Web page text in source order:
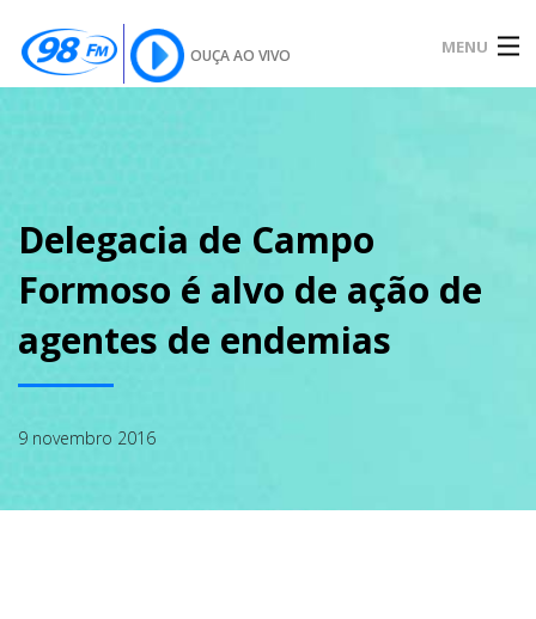
OUÇA AO VIVO MENU
SOBRE
Delegacia de Campo
Formoso é alvo de ação de
agentes de endemias
9 novembro 2016